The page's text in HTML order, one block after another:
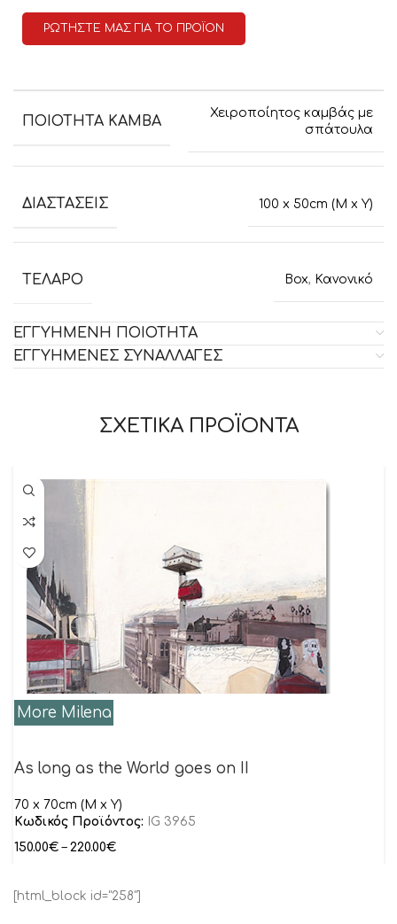
ΡΩΤΗΣΤΕ ΜΑΣ ΓΙΑ ΤΟ ΠΡΟΪΟΝ
ΠΟΙΟΤΗΤΑ ΚΑΜΒΑ
Χειροποίητος καμβάς με
σπάτουλα
ΔΙΑΣΤΑΣΕΙΣ 100 x 50cm (M x Y)
ΤΕΛΑΡΟ Box, Κανονικό
ΕΓΓΥΗΜΕΝΗ ΠΟΙΟΤΗΤΑ
ΕΓΓΥΗΜΕΝΕΣ ΣΥΝΑΛΛΑΓΕΣ
ΣΧΕΤΙΚΑ ΠΡΟΪΟΝΤΑ
More Milena
As long as the World goes on II
70 x 70cm (M x Y)
Κωδικός Προϊόντος:
IG 3965
150.00€ – 220.00€
[html_block id="258"]